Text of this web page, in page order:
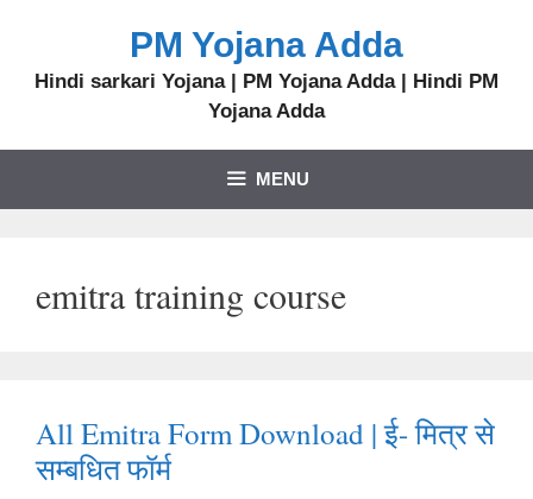
PM Yojana Adda
Hindi sarkari Yojana | PM Yojana Adda | Hindi PM
Yojana Adda
MENU
emitra training course
All Emitra Form Download | ई- मित्र से
सम्बधित फॉर्म